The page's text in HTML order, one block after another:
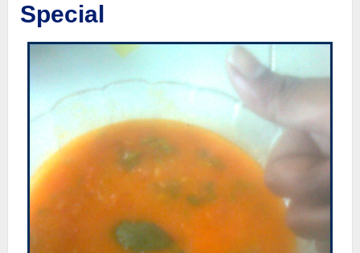
Special